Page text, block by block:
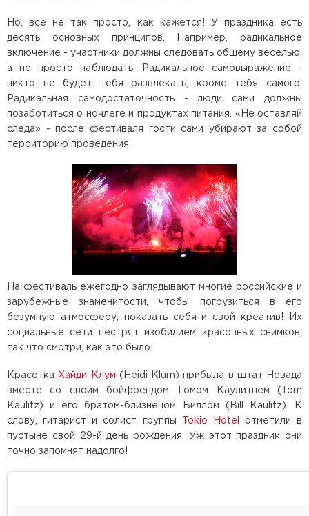
Но, все не так просто, как кажется! У праздника есть
десять основных принципов. Например, радикальное
включение - участники должны следовать общему веселью,
а не просто наблюдать. Радикальное самовыражение -
никто не будет тебя развлекать, кроме тебя самого.
Радикальная самодостаточность - люди сами должны
позаботиться о ночлеге и продуктах питания. «Не оставляй
следа» - после фестиваля гости сами убирают за собой
территорию проведения.
На фестиваль ежегодно заглядывают многие российские и
зарубежные знаменитости, чтобы погрузиться в eгo
безумную aтмocфepу, показать себя и свой креатив! Их
социальные сети пестрят изобилием красочных снимков,
так что смотри, как это было!
Красотка Хайди Клум (Heidi Klum) прибыла в штат Невада
вместе со своим бойфрендом Томом Каулитцем (Tom
Kaulitz) и его братом-близнецом Биллом (Bill Kaulitz). К
слову, гитарист и солист группы
Tokio Hotel
отметили в
пустыне свой 29-й день рождения. Уж этот праздник они
точно запомнят надолго!